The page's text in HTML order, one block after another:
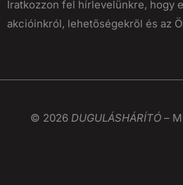
Iratkozzon fel hírlevelünkre, hogy
akcióinkról, lehetőségekről és az
© 2026 DUGULÁSHÁRÍTÓ–